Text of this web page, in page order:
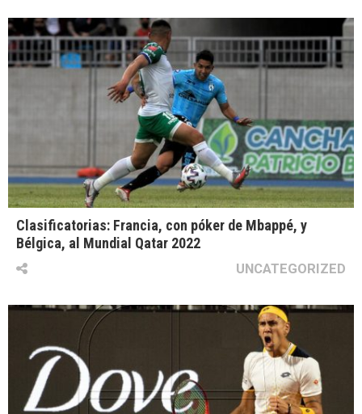
Clasificatorias: Francia, con póker de Mbappé, y
Bélgica, al Mundial Qatar 2022
UNCATEGORIZED